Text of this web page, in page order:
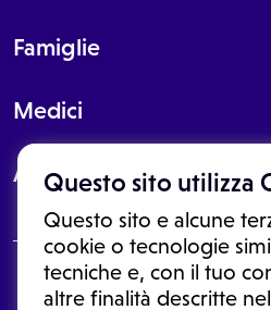
Questo sito utilizza
Questo sito e alcune
cookie o tecnologie
tecniche e, con il tuo
altre finalità descritte
Famiglie
Medici
About
Le informazioni proposte in questo
In nessun caso, queste informazioni